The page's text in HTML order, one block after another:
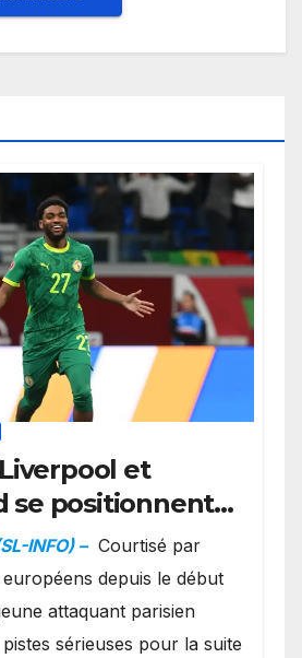
et
se positionnent
pour recruter
INFO) – Courtisé par
depuis le début
attaquant parisien
sérieuses pour la suite